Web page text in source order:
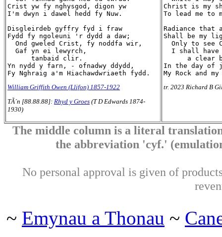
Crist yw fy nghysgod, digon yw
I'm dwyn i dawel hedd fy Nuw.
Disgleirdeb gyffry fyd i fraw
Fydd fy ngoleuni 'r dydd a daw;
  Ond gweled Crist, fy noddfa wir,
  Gaf yn ei lewyrch,
      tanbaid clir.
Yn nydd y farn, - ofnadwy ddydd,
William Griffith Owen (Llifon) 1857-1922
TÃ´n [88.88.88]: Rhyd y Groes (T D Edwards 1874-
1930)
Christ is my
To lead me to
Radiance
Shall be my
Only to see
I shall have
a clear
In the day of
tr. 2023 Richard B
The middle column is a literal
the abbreviation 'cyf.'
No personal approval is given of
~ Emynau a Thonau ~